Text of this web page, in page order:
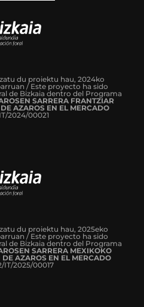
du proiektu hau, 2024ko
/ Este proyecto ha sido
de Bizkaia dentro del Programa
SARRERA FRANTZIAR
AZAROS EN EL MERCADO
2024/00021
du proiektu hau, 2025eko
/ Este proyecto ha sido
de Bizkaia dentro del Programa
SARRERA MEXIKOKO
AZAROS EN EL MERCADO
IT/2025/00017